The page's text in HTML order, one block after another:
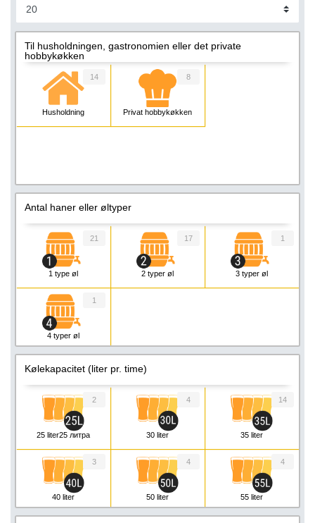
Til husholdningen, gastronomien eller det private
hobbykøkken
Husholdning
14
Privat hobbykøkken
8
Antal haner eller øltyper
1 type øl
21
2 typer øl
17
3 typer øl
1
4 typer øl
1
Kølekapacitet (liter pr. time)
25 liter25 литра
2
30 liter
4
35 liter
14
40 liter
3
50 liter
4
55 liter
4